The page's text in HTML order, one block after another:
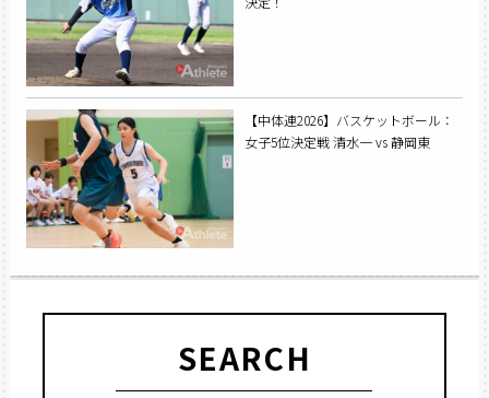
【中体連2026】バスケットボール：
女子5位決定戦 清水一 vs 静岡東
SEARCH